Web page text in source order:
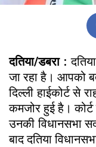
दतिया/डबरा :
जा रहा है। आपको
दिल्ली हाईकोर्ट से
कमजोर हुई है।
उनकी विधानसभा
बाद दतिया